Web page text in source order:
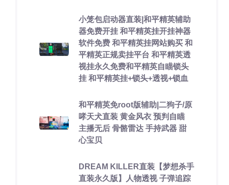
小笼包启动器直装|和平精英辅助
器免费开挂 和平精英挂开挂神器
软件免费 和平精英挂网站购买 和
平精英正规卖挂平台 和平精英透
视挂永久免费和平精英自瞄锁头
挂 和平精英挂+锁头+透视+锁血
和平精英免root版辅助|二狗子/原
哮天犬直装 黄金风衣 预判自瞄
主播无后 骨骼雷达 手持武器 甜
心宝贝
DREAM KILLER直装【梦想杀手
直装永久版】人物透视 子弹追踪